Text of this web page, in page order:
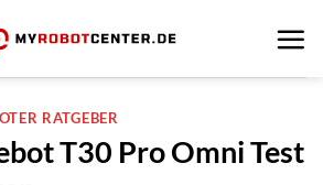
RATGEBER
T30 Pro Omni Test